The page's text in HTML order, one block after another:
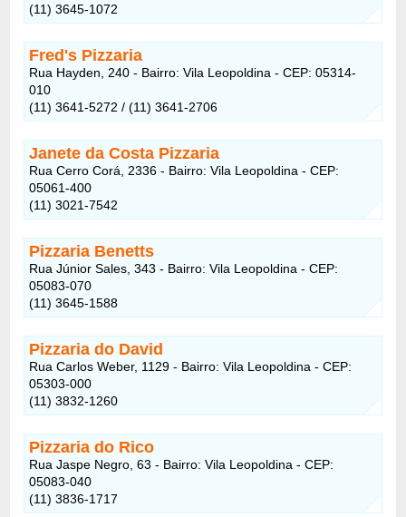
(11) 3645-1072
Fred's Pizzaria
Rua Hayden, 240 - Bairro: Vila Leopoldina - CEP: 05314-
010
(11) 3641-5272 / (11) 3641-2706
Janete da Costa Pizzaria
Rua Cerro Corá, 2336 - Bairro: Vila Leopoldina - CEP:
05061-400
(11) 3021-7542
Pizzaria Benetts
Rua Júnior Sales, 343 - Bairro: Vila Leopoldina - CEP:
05083-070
(11) 3645-1588
Pizzaria do David
Rua Carlos Weber, 1129 - Bairro: Vila Leopoldina - CEP:
05303-000
(11) 3832-1260
Pizzaria do Rico
Rua Jaspe Negro, 63 - Bairro: Vila Leopoldina - CEP:
05083-040
(11) 3836-1717